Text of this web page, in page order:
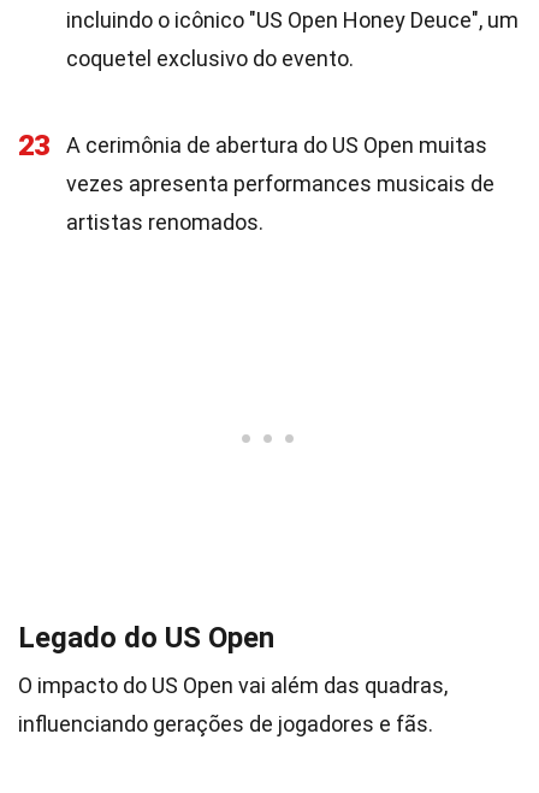
incluindo o icônico "US Open Honey Deuce", um
coquetel exclusivo do evento.
23
A cerimônia de abertura do US Open muitas
vezes apresenta performances musicais de
artistas renomados.
Legado do US Open
O impacto do US Open vai além das quadras,
influenciando gerações de jogadores e fãs.